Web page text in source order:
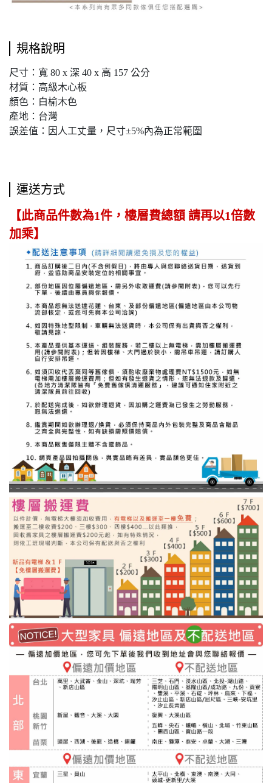
規格說明
尺寸：寬 80 x 深 40 x 高 157 公分
材質：高級木心板
顏色：白榆木色
產地：台灣
誤差值：因人工丈量，尺寸±5%內為正常範圍
運送方式
【此商品件數為1件，樓層費總額 請再以1倍數
加乘】